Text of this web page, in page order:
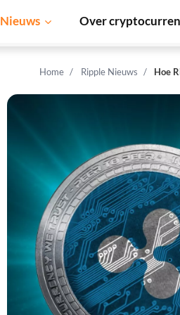
Nieuws Over
Home Ripple Nieuws Hoe